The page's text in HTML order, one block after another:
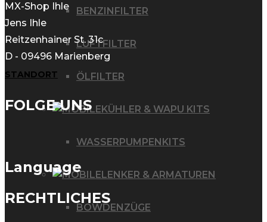
BENZINFILTER
LUFTFILTER
ÖLFILTER
KÜHLER & WAPU KITS
WASSERPUMPENKITS
LENKER & ARMATUREN
BOWDENZÜGE
MX-Shop Ihle
Jens Ihle
Reitzenhainer St. 31c
D - 09496 Marienberg
STANDORT
FOLGE UNS
Language
RECHTLICHES